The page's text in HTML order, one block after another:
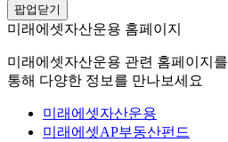
팝업닫기
미래에셋자산운용 홈페이지
미래에셋자산운용 관련 홈페이지를
통해 다양한 정보를 만나보세요
미래에셋자산운용
미래에셋AP부동산펀드